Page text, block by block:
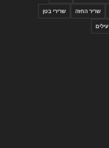
שריר החזה שרירי בטן